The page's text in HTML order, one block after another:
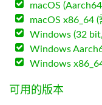
macOS
macOS x86_64
Windows (32
Windows
Windows
可用的版本